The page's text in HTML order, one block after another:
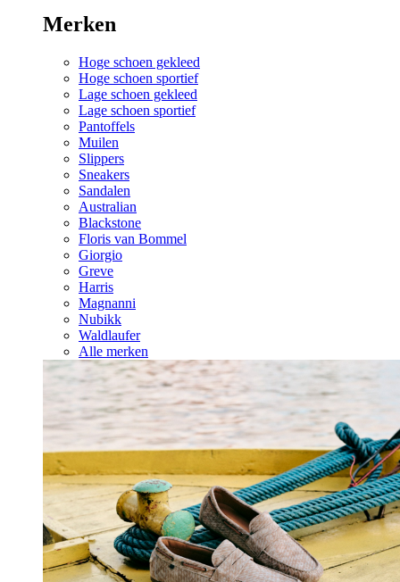
Merken
Hoge schoen gekleed
Hoge schoen sportief
Lage schoen gekleed
Lage schoen sportief
Pantoffels
Muilen
Slippers
Sneakers
Sandalen
Australian
Blackstone
Floris van Bommel
Giorgio
Greve
Harris
Magnanni
Nubikk
Waldlaufer
Alle merken